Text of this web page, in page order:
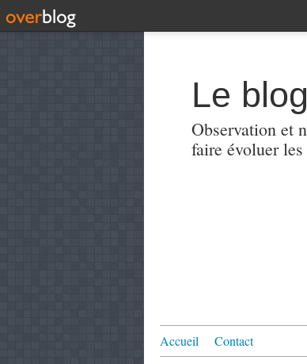
Le
Observation et
faire évoluer les
Accueil Contact